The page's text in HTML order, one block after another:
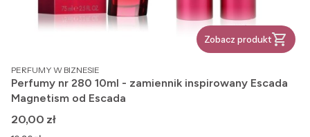
Zobacz produkt
PRODUCENT
PERFUMY W BIZNESIE
Perfumy nr 280 10ml - zamiennik inspirowany Escada
Magnetism od Escada
Cena
20,00 zł